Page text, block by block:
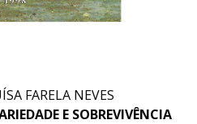
FARELA NEVES
E SOBREVIVÊNCIA